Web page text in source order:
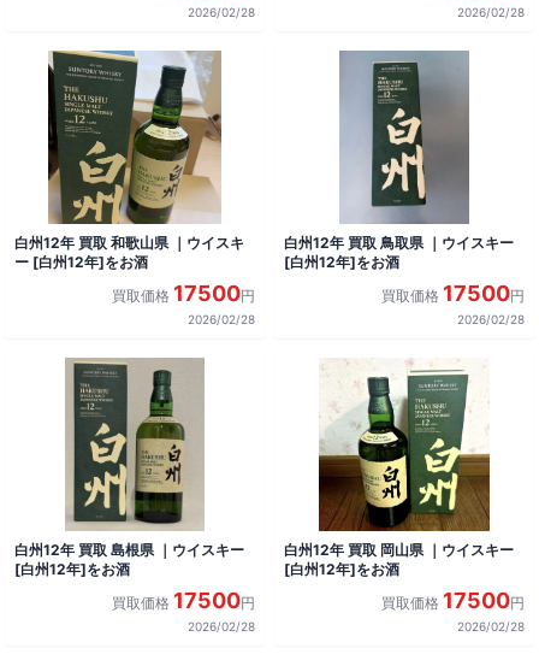
2026/02/28 2026/02/28
白州12年 買取 和歌山県 ｜ウイスキ
ー [白州12年]をお酒
買取価格 17500円
2026/02/28
白州12年 買取 鳥取県 ｜ウイスキー
[白州12年]をお酒
買取価格 17500円
2026/02/28
白州12年 買取 島根県 ｜ウイスキー
[白州12年]をお酒
買取価格 17500円
2026/02/28
白州12年 買取 岡山県 ｜ウイスキー
[白州12年]をお酒
買取価格 17500円
2026/02/28